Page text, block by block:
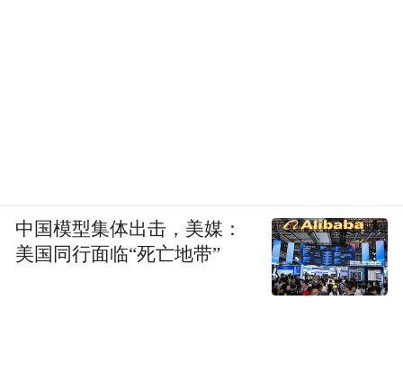
中国模型集体出击，美媒：
美国同行面临“死亡地带”